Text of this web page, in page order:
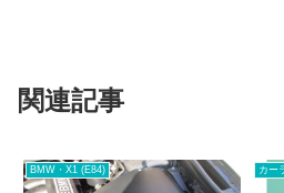
関連記事
BMW・X1 (E84) カー